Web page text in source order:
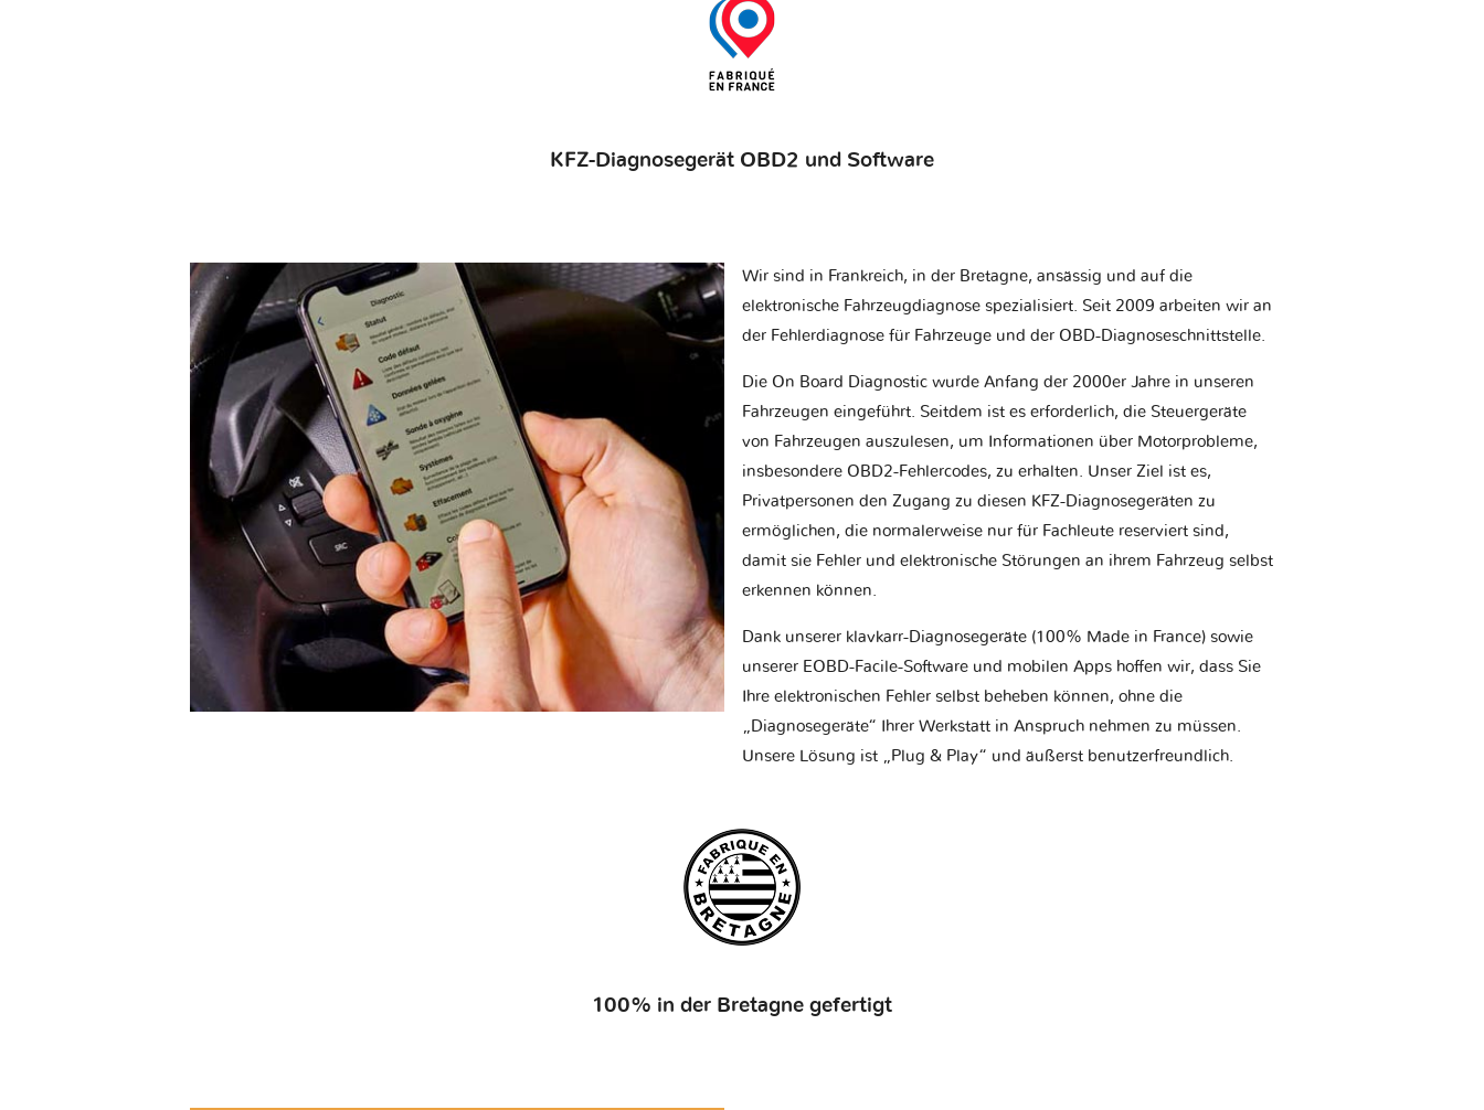
KFZ-Diagnosegerät OBD2 und Software
Wir sind in Frankreich, in der Bretagne, ansässig und auf die
elektronische Fahrzeugdiagnose spezialisiert. Seit 2009 arbeiten wir an
der Fehlerdiagnose für Fahrzeuge und der OBD-Diagnoseschnittstelle.
Die On Board Diagnostic wurde Anfang der 2000er Jahre in unseren
Fahrzeugen eingeführt. Seitdem ist es erforderlich, die Steuergeräte
von Fahrzeugen auszulesen, um Informationen über Motorprobleme,
insbesondere OBD2-Fehlercodes, zu erhalten. Unser Ziel ist es,
Privatpersonen den Zugang zu diesen KFZ-Diagnosegeräten zu
ermöglichen, die normalerweise nur für Fachleute reserviert sind,
damit sie Fehler und elektronische Störungen an ihrem Fahrzeug selbst
erkennen können.
Dank unserer klavkarr-Diagnosegeräte (100% Made in France) sowie
unserer EOBD-Facile-Software und mobilen Apps hoffen wir, dass Sie
Ihre elektronischen Fehler selbst beheben können, ohne die
„Diagnosegeräte“ Ihrer Werkstatt in Anspruch nehmen zu müssen.
Unsere Lösung ist „Plug & Play“ und äußerst benutzerfreundlich.
100% in der Bretagne gefertigt